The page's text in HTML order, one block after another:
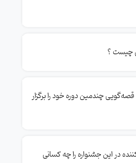
چیست ؟
چندمین دوره خود را برگزار
در این جشنواره را چه کسانی